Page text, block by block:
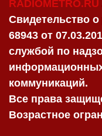
RADIOMETRO.RU
Свидетельство
68943 от
службой по
коммуникаций.
Все права
Возрастное